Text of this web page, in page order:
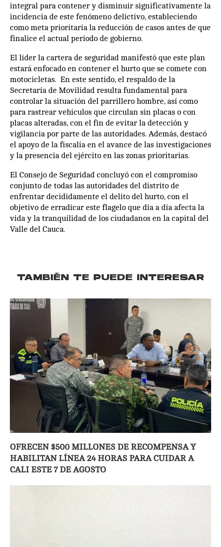
integral para contener y disminuir significativamente la
incidencia de este fenómeno delictivo, estableciendo
como meta prioritaria la reducción de casos antes de que
finalice el actual periodo de gobierno.
El líder la cartera de seguridad manifestó que este plan
estará enfocado en contener el hurto que se comete con
motocicletas. En este sentido, el respaldo de la
Secretaría de Movilidad resulta fundamental para
controlar la situación del parrillero hombre, así como
para rastrear vehículos que circulan sin placas o con
placas alteradas, con el fin de evitar la detección y
vigilancia por parte de las autoridades. Además, destacó
el apoyo de la fiscalía en el avance de las investigaciones
y la presencia del ejército en las zonas prioritarias.
El Consejo de Seguridad concluyó con el compromiso
conjunto de todas las autoridades del distrito de
enfrentar decididamente el delito del hurto, con el
objetivo de erradicar este flagelo que día a día afecta la
vida y la tranquilidad de los ciudadanos en la capital del
Valle del Cauca.
TAMBIÉN TE PUEDE INTERESAR
OFRECEN $500 MILLONES DE RECOMPENSA Y
HABILITAN LÍNEA 24 HORAS PARA CUIDAR A
CALI ESTE 7 DE AGOSTO